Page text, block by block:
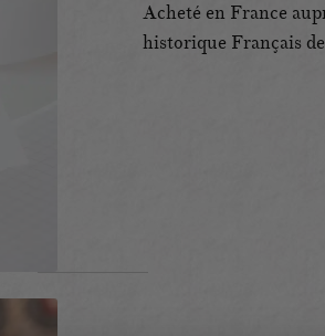
Acheté en France
historique Français